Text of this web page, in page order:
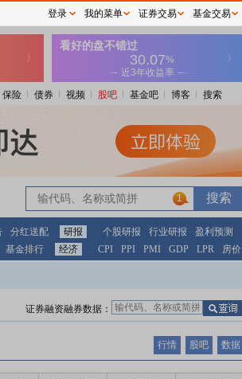
保险 债券 视频 股吧 基金吧 博客 搜索
1
分红送配 研报 个股研报 行业研报
盈利预测
基金排行 经济 CPI PPI PMI GDP LPR 房价
证券融资融券数据：
行情 股吧 数据
登录 我的菜单 证券交易 基金交易